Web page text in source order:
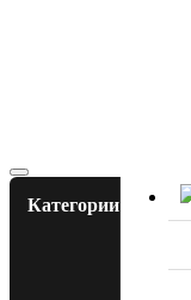
Категории